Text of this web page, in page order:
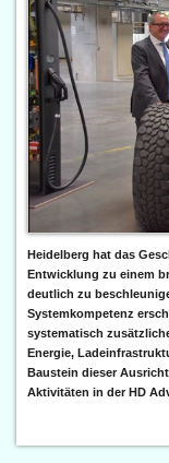
Heidelberg hat das
Entwicklung zu einem
deutlich zu
Systemkompetenz
systematisch
Energie,
Baustein dieser
Aktivitäten in der HD